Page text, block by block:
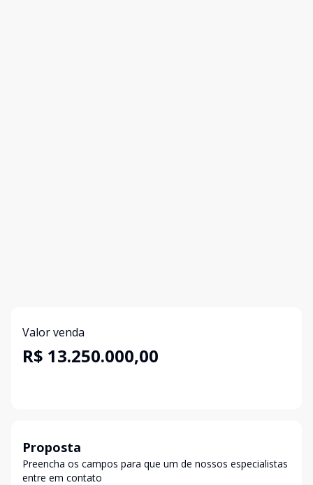
Valor venda
R$ 13.250.000,00
Proposta
Preencha os campos para que um de nossos especialistas
entre em contato